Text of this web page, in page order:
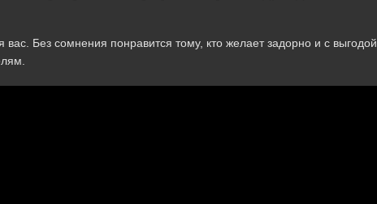
Без сомнения понравится тому, кто желает задорно и с выгодой